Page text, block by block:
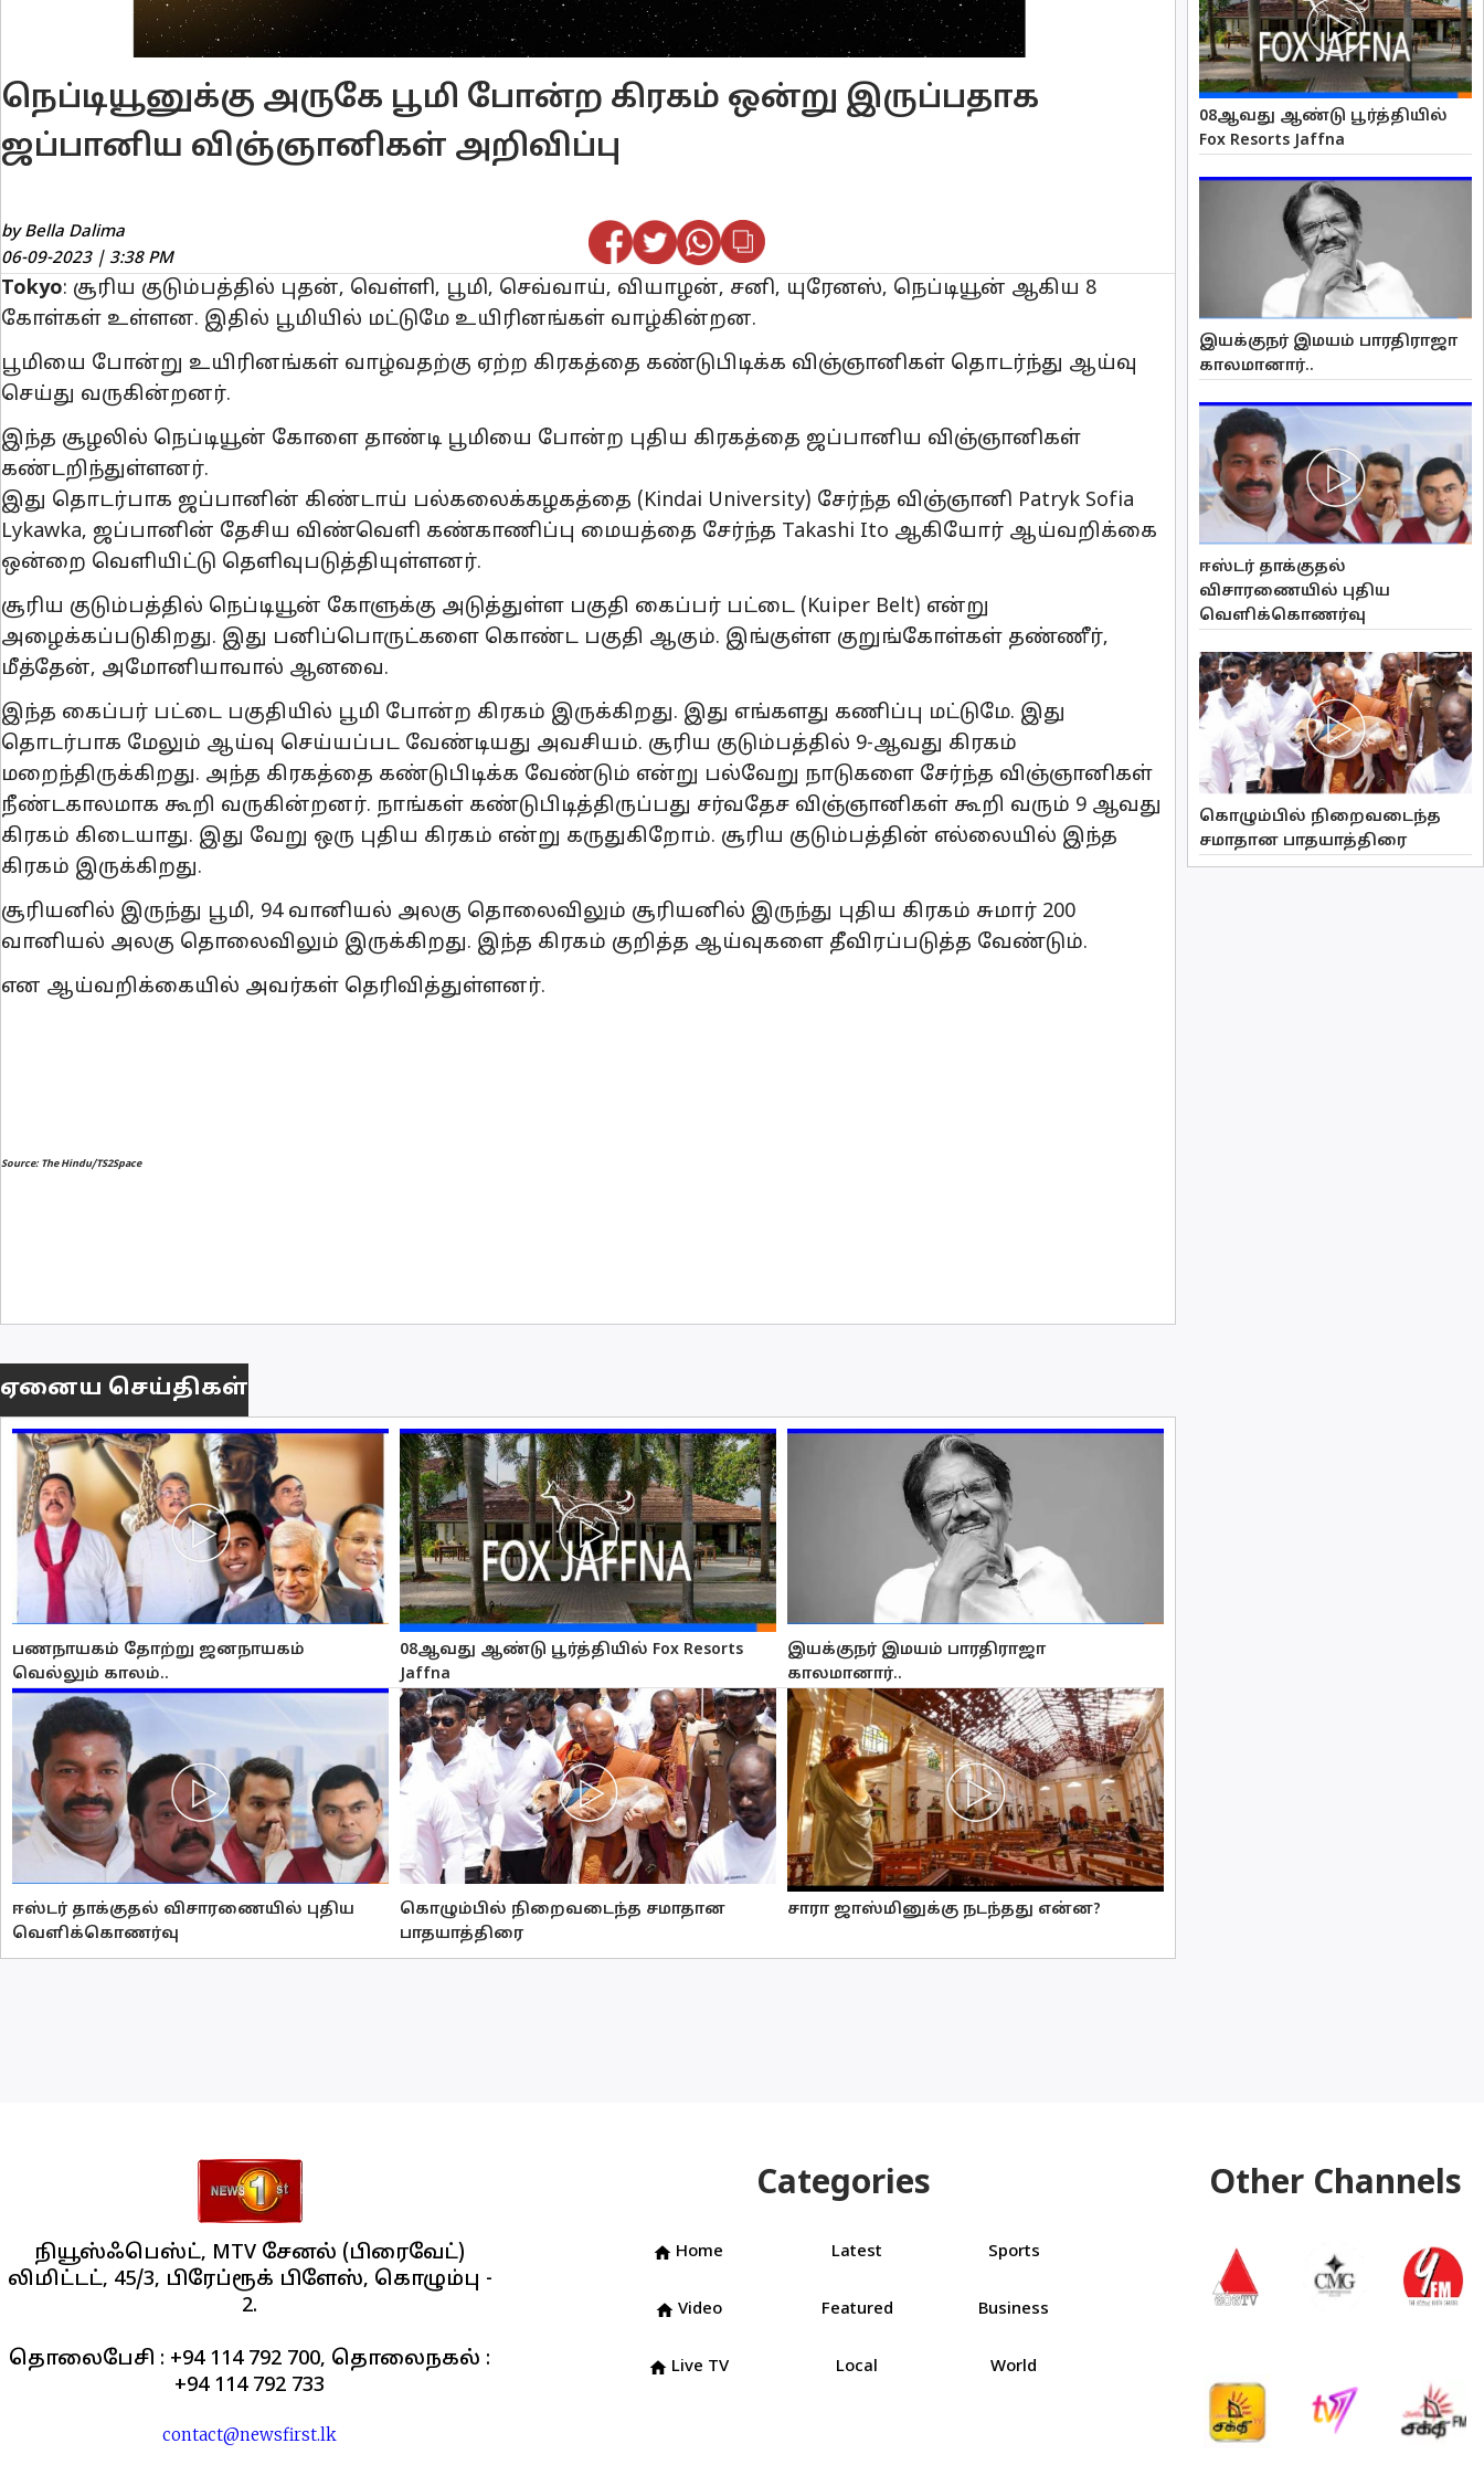
நெப்டியூனுக்கு அருகே பூமி போன்ற கிரகம் ஒன்று இருப்பதாக
ஜப்பானிய விஞ்ஞானிகள் அறிவிப்பு
by Bella Dalima
06-09-2023 | 3:38 PM
Tokyo: சூரிய குடும்பத்தில் புதன், வெள்ளி, பூமி, செவ்வாய், வியாழன், சனி, யுரேனஸ், நெப்டியூன் ஆகிய 8
கோள்கள் உள்ளன. இதில் பூமியில் மட்டுமே உயிரினங்கள் வாழ்கின்றன.
பூமியை போன்று உயிரினங்கள் வாழ்வதற்கு ஏற்ற கிரகத்தை கண்டுபிடிக்க விஞ்ஞானிகள் தொடர்ந்து ஆய்வு
செய்து வருகின்றனர்.
இந்த சூழலில் நெப்டியூன் கோளை தாண்டி பூமியை போன்ற புதிய கிரகத்தை ஜப்பானிய விஞ்ஞானிகள்
கண்டறிந்துள்ளனர்.
இது தொடர்பாக ஜப்பானின் கிண்டாய் பல்கலைக்கழகத்தை (Kindai University) சேர்ந்த விஞ்ஞானி Patryk Sofia
Lykawka, ஜப்பானின் தேசிய விண்வெளி கண்காணிப்பு மையத்தை சேர்ந்த Takashi Ito ஆகியோர் ஆய்வறிக்கை
ஒன்றை வௌியிட்டு தௌிவுபடுத்தியுள்ளனர்.
சூரிய குடும்பத்தில் நெப்டியூன் கோளுக்கு அடுத்துள்ள பகுதி கைப்பர் பட்டை (Kuiper Belt) என்று
அழைக்கப்படுகிறது. இது பனிப்பொருட்களை கொண்ட பகுதி ஆகும். இங்குள்ள குறுங்கோள்கள் தண்ணீர்,
மீத்தேன், அமோனியாவால் ஆனவை.
இந்த கைப்பர் பட்டை பகுதியில் பூமி போன்ற கிரகம் இருக்கிறது. இது எங்களது கணிப்பு மட்டுமே. இது
தொடர்பாக மேலும் ஆய்வு செய்யப்பட வேண்டியது அவசியம். சூரிய குடும்பத்தில் 9-ஆவது கிரகம்
மறைந்திருக்கிறது. அந்த கிரகத்தை கண்டுபிடிக்க வேண்டும் என்று பல்வேறு நாடுகளை சேர்ந்த விஞ்ஞானிகள்
நீண்டகாலமாக கூறி வருகின்றனர். நாங்கள் கண்டுபிடித்திருப்பது சர்வதேச விஞ்ஞானிகள் கூறி வரும் 9 ஆவது
கிரகம் கிடையாது. இது வேறு ஒரு புதிய கிரகம் என்று கருதுகிறோம். சூரிய குடும்பத்தின் எல்லையில் இந்த
கிரகம் இருக்கிறது.
சூரியனில் இருந்து பூமி, 94 வானியல் அலகு தொலைவிலும் சூரியனில் இருந்து புதிய கிரகம் சுமார் 200
வானியல் அலகு தொலைவிலும் இருக்கிறது. இந்த கிரகம் குறித்த ஆய்வுகளை தீவிரப்படுத்த வேண்டும்.
என ஆய்வறிக்கையில் அவர்கள் தெரிவித்துள்ளனர்.
Source: The Hindu/TS2Space
ஏனைய செய்திகள்
பணநாயகம் தோற்று ஜனநாயகம்
வெல்லும் காலம்..
08ஆவது ஆண்டு பூர்த்தியில் Fox Resorts
Jaffna
இயக்குநர் இமயம் பாரதிராஜா
காலமானார்..
ஈஸ்டர் தாக்குதல் விசாரணையில் புதிய
வௌிக்கொணர்வு
கொழும்பில் நிறைவடைந்த சமாதான
பாதயாத்திரை
சாரா ஜாஸ்மினுக்கு நடந்தது என்ன?
08ஆவது ஆண்டு பூர்த்தியில்
Fox Resorts Jaffna
இயக்குநர் இமயம் பாரதிராஜா
காலமானார்..
ஈஸ்டர் தாக்குதல்
விசாரணையில் புதிய
வௌிக்கொணர்வு
கொழும்பில் நிறைவடைந்த
சமாதான பாதயாத்திரை
நியூஸ்ஃபெஸ்ட், MTV சேனல் (பிரைவேட்)
லிமிட்டட், 45/3, பிரேப்ரூக் பிளேஸ், கொழும்பு -
2.
தொலைபேசி : +94 114 792 700, தொலைநகல் :
+94 114 792 733
contact@newsfirst.lk
Categories
home Home Latest Sports
home Video Featured Business
home Live TV Local World
Other Channels